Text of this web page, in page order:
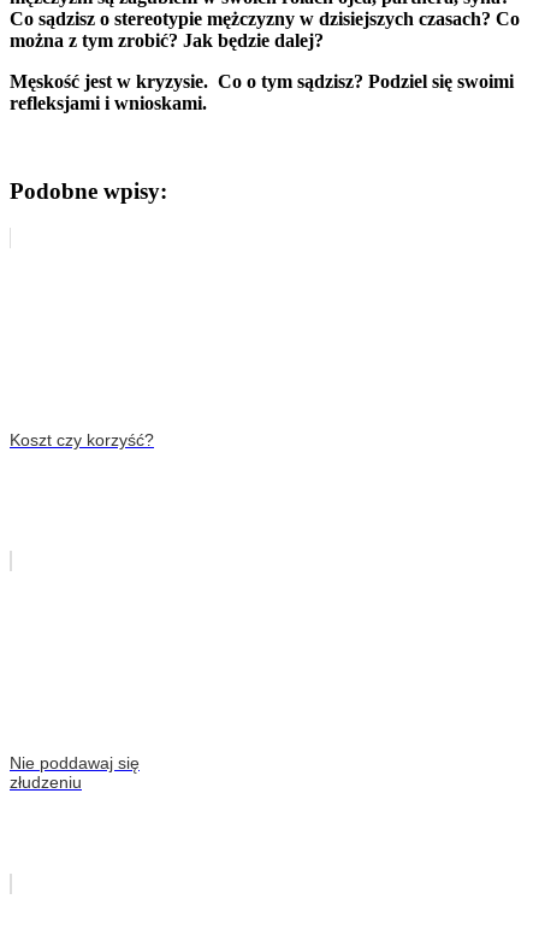
Co sądzisz o stereotypie mężczyzny w dzisiejszych czasach? Co
można z tym zrobić? Jak będzie dalej?
Męskość jest w kryzysie. Co o tym sądzisz? Podziel się swoimi
refleksjami i wnioskami.
Podobne wpisy:
Koszt czy korzyść?
Nie poddawaj się
złudzeniu